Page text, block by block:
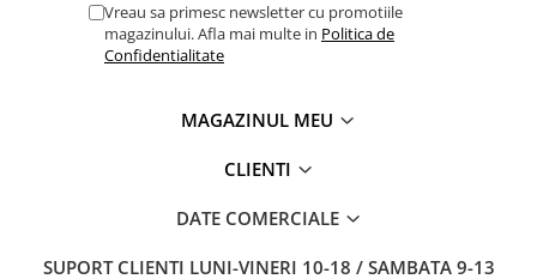
Vreau sa primesc newsletter cu promotiile
magazinului. Afla mai multe in Politica de
Confidentialitate
MAGAZINUL MEU
CLIENTI
DATE COMERCIALE
SUPORT CLIENTI LUNI-VINERI 10-18 / SAMBATA 9-13